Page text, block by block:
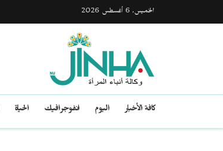
الخميس, 6 أغسطس 2026
كافة الأخبار اليوم انفوجرافيك الحياة